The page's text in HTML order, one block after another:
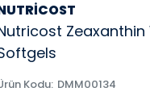
Zeaxanthin
Kodu: DMM00134